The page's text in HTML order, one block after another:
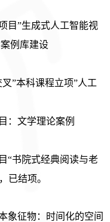
目”生成式人工智能视
例库建设
”本科课程立项”人工
：文学理论案例
“书院式经典阅读与老
已结项。
象征物：时间化的空间